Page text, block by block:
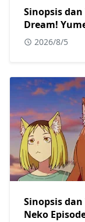
Sinopsis
Dream!
2026/8/5
Sinopsis
Neko